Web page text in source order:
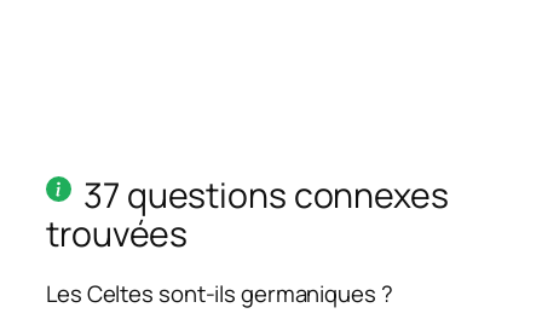
37 questions connexes
trouvées
Les Celtes sont-ils germaniques ?